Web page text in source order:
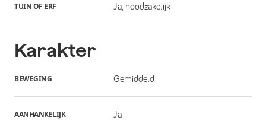
TUIN OF ERF Ja, noodzakelijk
Karakter
BEWEGING Gemiddeld
AANHANKELIJK Ja